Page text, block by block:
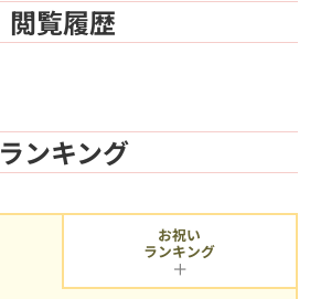
閲覧履歴
ランキング
お祝い
ランキング